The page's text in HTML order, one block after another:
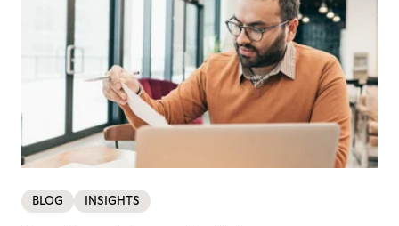
BLOG INSIGHTS